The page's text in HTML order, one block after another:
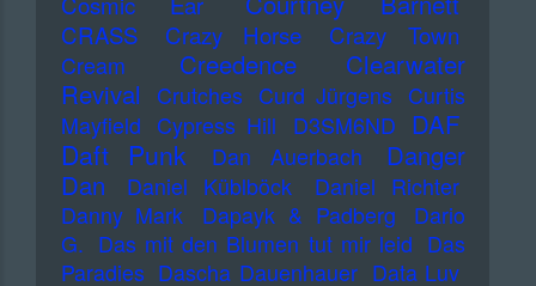
CRASS Crazy Horse Crazy Town
Cream
Creedence Clearwater
Revival
Crutches Curd Jürgens Curtis
Mayfield Cypress Hill D3SM6ND DAF
Daft Punk Dan Auerbach
Danger
Dan
Daniel Küblböck
Daniel Richter
Danny Mark
Dapayk & Padberg
Dario
G. Das mit den Blumen tut mir leid Das
Paradies Dascha Dauenhauer Data Luv